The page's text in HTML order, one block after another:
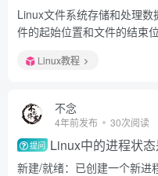
Linux文件系统存储和处理
件的起始位置和文件的结束位
Linux教程
不念
4年前发布 30次阅读
提问 Linux中的进程状态
新建/就绪：已创建一个新进